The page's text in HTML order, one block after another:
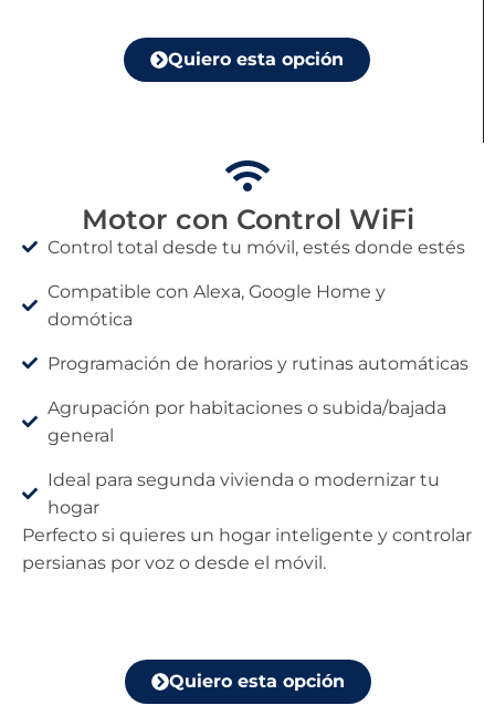
Quiero esta opción
Motor con Control WiFi
Control total desde tu móvil, estés donde estés
Compatible con Alexa, Google Home y
domótica
Programación de horarios y rutinas automáticas
Agrupación por habitaciones o subida/bajada
general
Ideal para segunda vivienda o modernizar tu
hogar
Perfecto si quieres un hogar inteligente y controlar
persianas por voz o desde el móvil.
Quiero esta opción